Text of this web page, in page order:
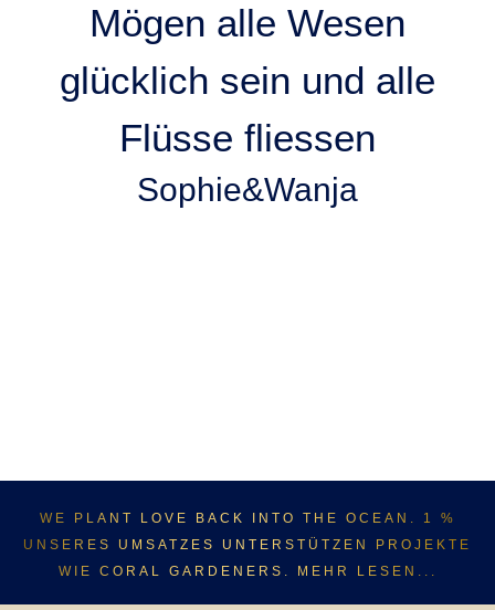
Mögen alle Wesen
glücklich sein und alle
Flüsse fliessen
Sophie&Wanja
WE PLANT LOVE BACK INTO THE OCEAN. 1 %
UNSERES UMSATZES UNTERSTÜTZEN PROJEKTE
WIE CORAL GARDENERS. MEHR LESEN...